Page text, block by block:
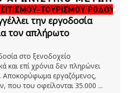
την εργοδοσία
τον απλήρωτο
στο ξενοδοχείο
και επί χρόνια δεν πληρώνει
Αποκορύφωμα εργαζόμενος,
που του οφείλονται 35.000 ...